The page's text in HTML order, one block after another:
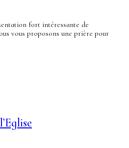
fort intéressante de
vous proposons une prière pour